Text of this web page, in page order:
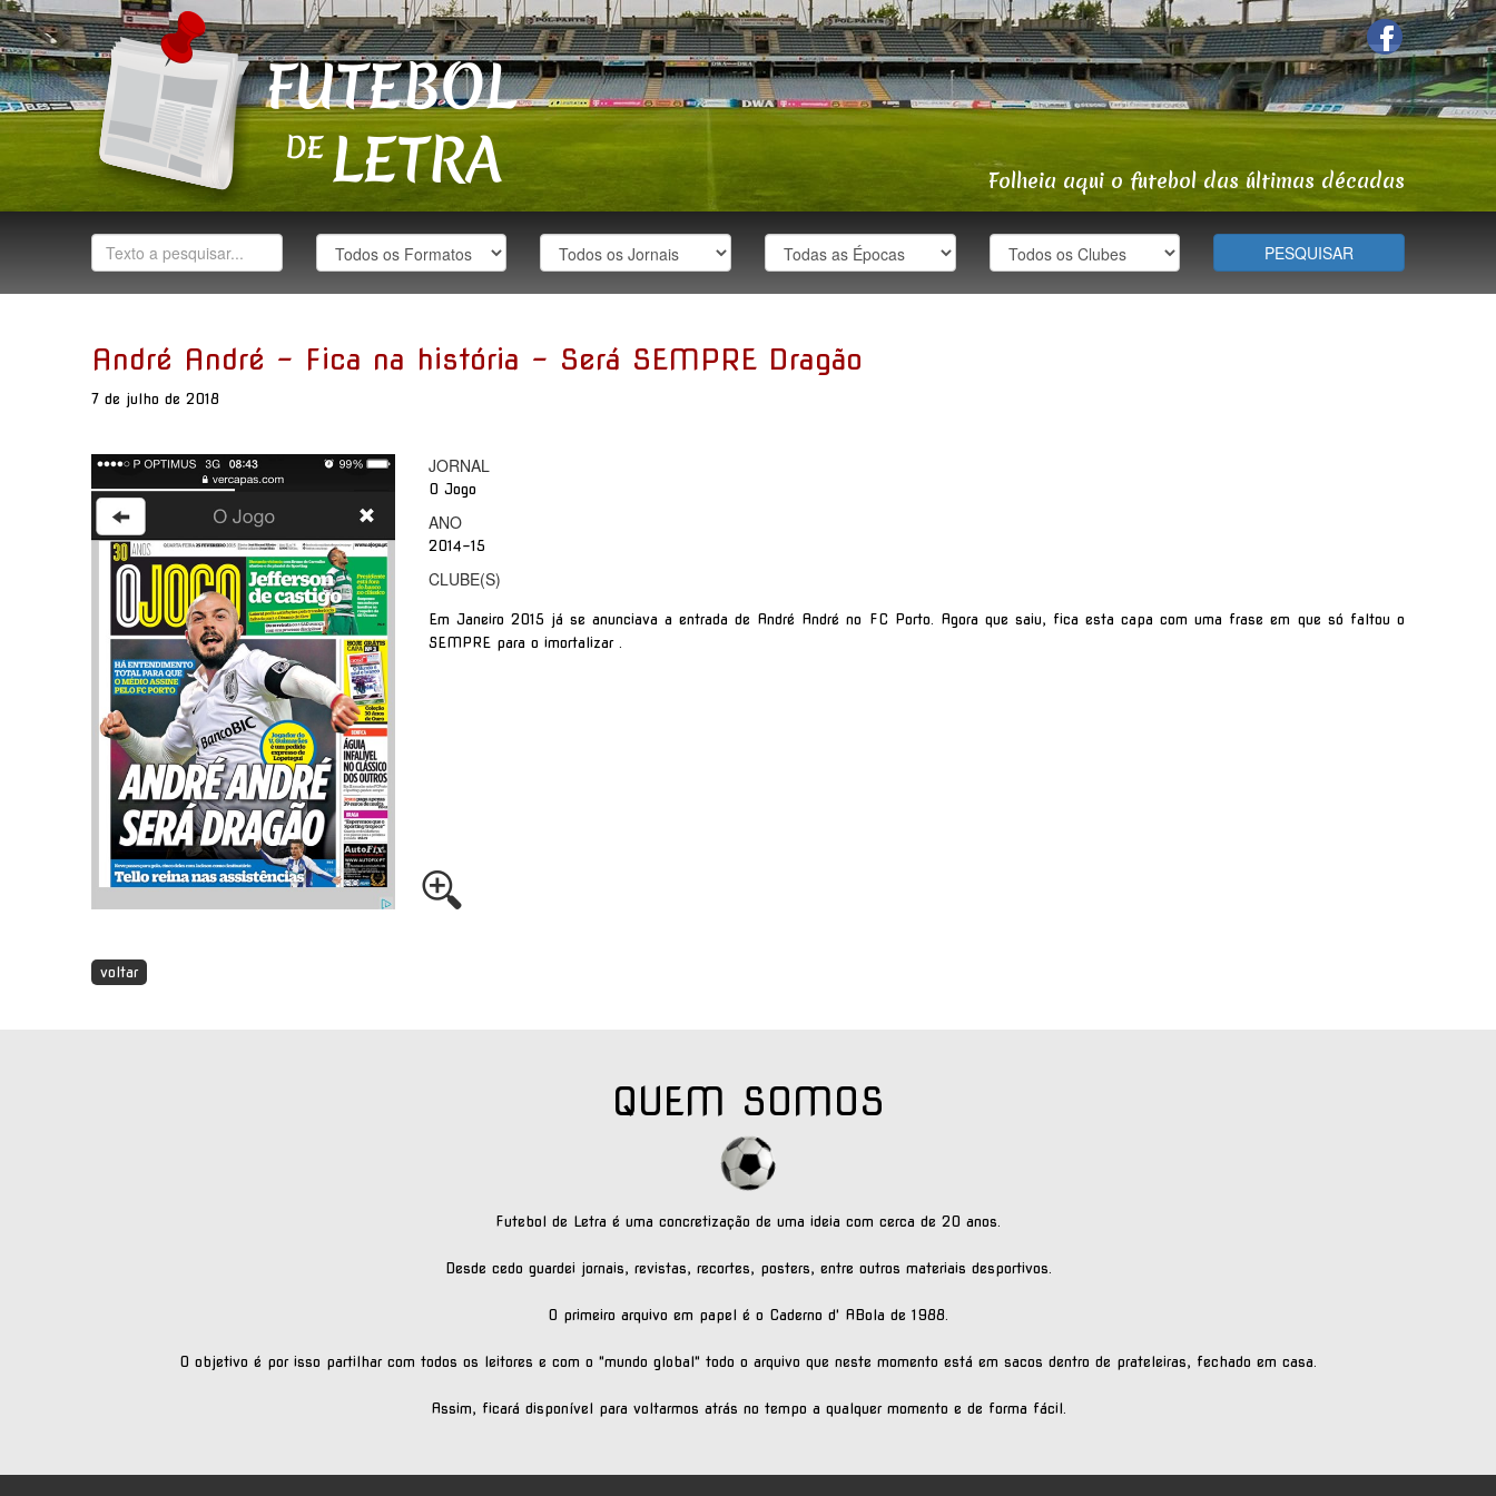
Folheia aqui o futebol das últimas décadas
PESQUISAR
André André - Fica na história - Será SEMPRE Dragão
7 de julho de 2018
JORNAL
O Jogo
ANO
2014-15
CLUBE(S)
Em Janeiro 2015 já se anunciava a entrada de André André no FC Porto. Agora que saiu, fica esta capa com uma frase em que só faltou o
SEMPRE para o imortalizar .
voltar
QUEM SOMOS
Futebol de Letra é uma concretização de uma ideia com cerca de 20 anos.
Desde cedo guardei jornais, revistas, recortes, posters, entre outros materiais desportivos.
O primeiro arquivo em papel é o Caderno d' ABola de 1988.
O objetivo é por isso partilhar com todos os leitores e com o "mundo global" todo o arquivo que neste momento está em sacos dentro de prateleiras, fechado em casa.
Assim, ficará disponível para voltarmos atrás no tempo a qualquer momento e de forma fácil.